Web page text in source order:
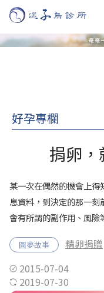
好孕專欄
捐卵，
某一次在偶然的機會上
息資料，到決定的那一
會有所謂的副作用、風險
圓夢故事 精卵捐贈
2015-07-04
2019-07-30